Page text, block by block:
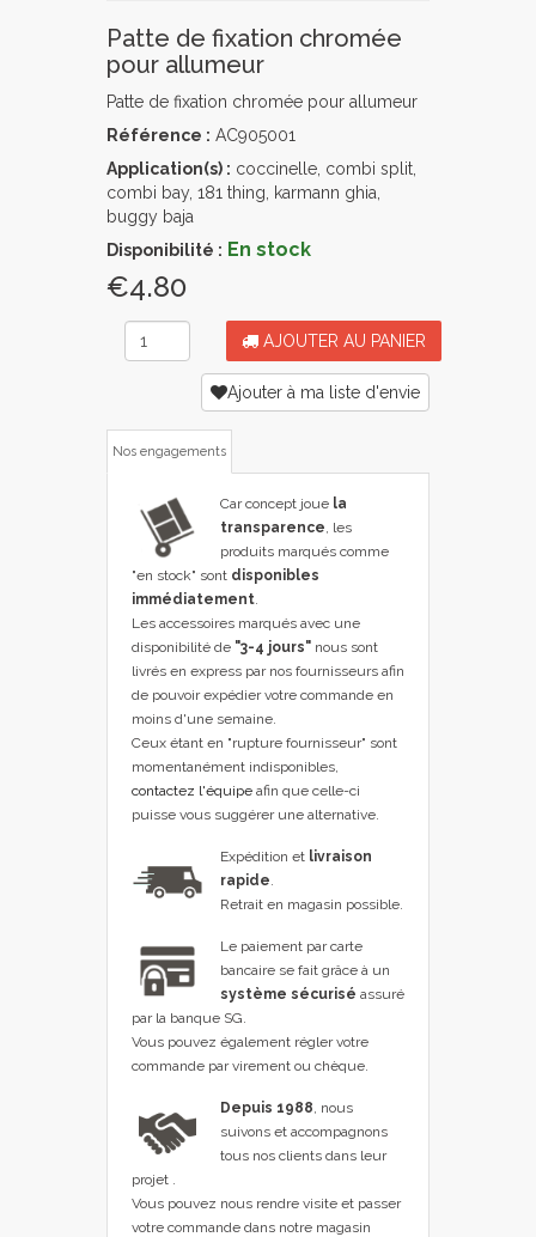
Patte de fixation chromée
pour allumeur
Patte de fixation chromée pour allumeur
Référence : AC905001
Application(s) : coccinelle, combi split,
combi bay, 181 thing, karmann ghia,
buggy baja
Disponibilité : En stock
€4.80
AJOUTER AU PANIER
Ajouter à ma liste d'envie
Nos engagements
Car concept joue la
transparence , les
produits marqués comme
"en stock" sont disponibles
immédiatement
Les accessoires marqués avec une
disponibilité de "3-4 jours" nous sont
livrés en express par nos fournisseurs afin
de pouvoir expédier votre commande en
moins d'une semaine.
Ceux étant en "rupture fournisseur" sont
momentanément indisponibles,
contactez l'équipe afin que celle-ci
puisse vous suggérer une alternative.
Expédition et livraison
rapide
Retrait en magasin possible.
Le paiement par carte
bancaire se fait grâce à un
système sécurisé assuré
par la banque SG.
Vous pouvez également régler votre
commande par virement ou chèque.
Depuis 1988 , nous
suivons et accompagnons
tous nos clients dans leur
projet .
Vous pouvez nous rendre visite et passer
votre commande dans notre magasin